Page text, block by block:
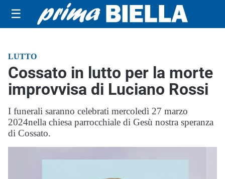
☰
LUTTO
Cossato in lutto per la morte
improvvisa di Luciano Rossi
I funerali saranno celebrati mercoledì 27 marzo
2024nella chiesa parrocchiale di Gesù nostra speranza
di Cossato.